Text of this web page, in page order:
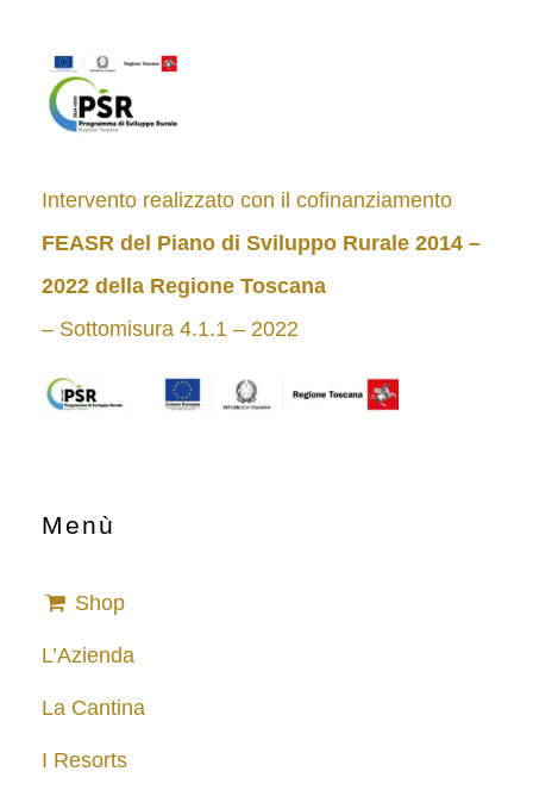
Intervento realizzato con il cofinanziamento
FEASR del Piano di Sviluppo Rurale 2014 –
2022 della Regione Toscana
– Sottomisura 4.1.1 – 2022
Menù
Shop
L’Azienda
La Cantina
I Resorts